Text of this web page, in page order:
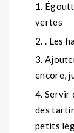
vertes
. Les
encore,
Servir
des
petits